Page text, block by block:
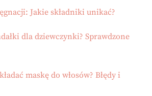
Jakie składniki unikać?
dla dziewczynki? Sprawdzone
maskę do włosów? Błędy i